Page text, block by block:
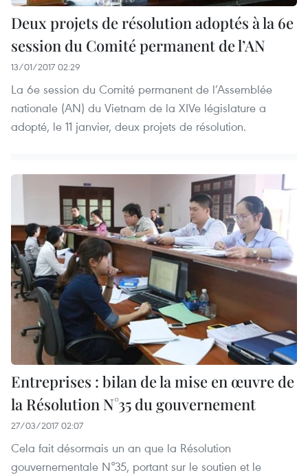
Deux projets de résolution adoptés à la 6e
session du Comité permanent de l’AN
13/01/2017 02:29
La 6e session du Comité permanent de l’Assemblée
nationale (AN) du Vietnam de la XIVe législature a
adopté, le 11 janvier, deux projets de résolution.
Entreprises : bilan de la mise en œuvre de
la Résolution N°35 du gouvernement
27/03/2017 02:07
Cela fait désormais un an que la Résolution
gouvernementale N°35, portant sur le soutien et le